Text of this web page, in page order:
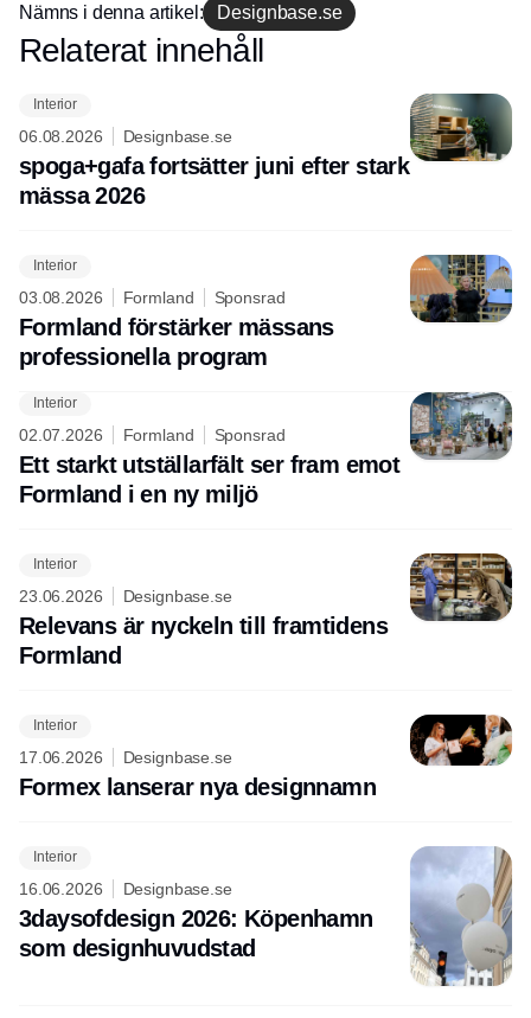
Nämns i denna artikel: Designbase.se
Annons
Relaterat innehåll
Interior
06.08.2026 Designbase.se
spoga+gafa fortsätter juni efter stark
mässa 2026
Interior
03.08.2026 Formland Sponsrad
Formland förstärker mässans
professionella program
Interior
02.07.2026 Formland Sponsrad
Ett starkt utställarfält ser fram emot
Formland i en ny miljö
Interior
23.06.2026 Designbase.se
Relevans är nyckeln till framtidens
Formland
Interior
17.06.2026 Designbase.se
Formex lanserar nya designnamn
Interior
16.06.2026 Designbase.se
3daysofdesign 2026: Köpenhamn
som designhuvudstad